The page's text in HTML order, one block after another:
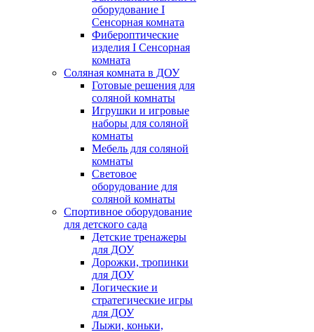
оборудование I
Сенсорная комната
Фибероптические
изделия I Сенсорная
комната
Соляная комната в ДОУ
Готовые решения для
соляной комнаты
Игрушки и игровые
наборы для соляной
комнаты
Мебель для соляной
комнаты
Световое
оборудование для
соляной комнаты
Спортивное оборудование
для детского сада
Детские тренажеры
для ДОУ
Дорожки, тропинки
для ДОУ
Логические и
стратегические игры
для ДОУ
Лыжи, коньки,